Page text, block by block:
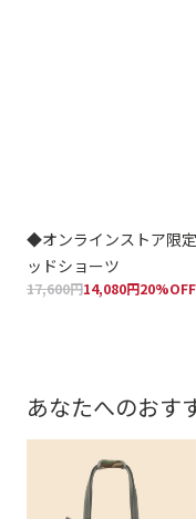
◆オンラインストア限
ッドショーツ
17,600円14,080円20%OFF
あなたへのおす